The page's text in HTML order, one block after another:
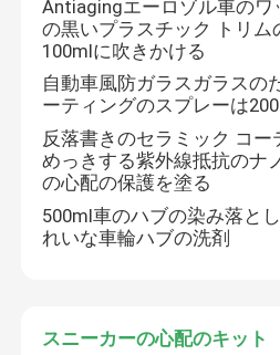
お問い合わせ
ニュース
ヌバックの革心配のキット
スエードの革心配のキット
Antiagingエーロゾル車のワ
の黒いプラスチック トリム
100mlに吹きかける
自動車風防ガラスガラスの
ーティングのスプレーは
反落書きのセラミック コ
めっきする紫外線抵抗のナ
の心配の保護を塗る
500ml車のハブの染み落と
れいな車輪ハブの洗剤
スニーカーの心配のキット